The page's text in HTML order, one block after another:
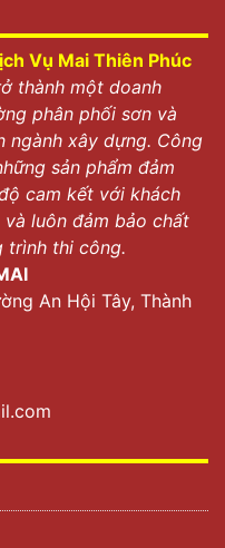
Vụ Mai Thiên Phúc
thành một doanh
phân phối sơn và
ngành xây dựng. Công
sản phẩm đảm
cam kết với khách
và luôn đảm bảo chất
trình thi công.
An Hội Tây, Thành